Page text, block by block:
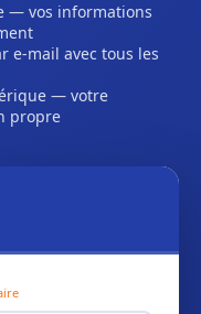
— vos informations
e-mail avec tous les
— votre
propre